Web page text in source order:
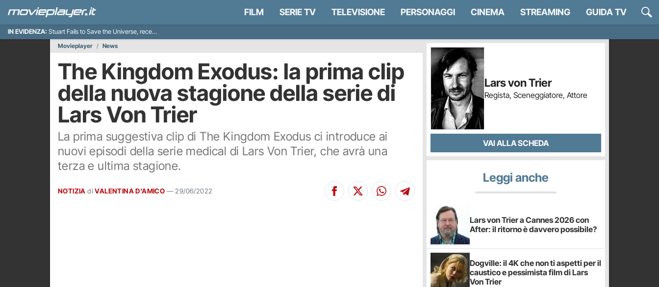
FILM SERIE TV TELEVISIONE PERSONAGGI CINEMA STREAMING GUIDA TV
IN EVIDENZA: Stuart Fails to Save the Universe, recensione
Movieplayer
News
The Kingdom Exodus: la prima clip
della nuova stagione della serie di
Lars Von Trier
La prima suggestiva clip di The Kingdom Exodus ci introduce ai
nuovi episodi della serie medical di Lars Von Trier, che avrà una
terza e ultima stagione.
NOTIZIA di VALENTINA D'AMICO —29/06/2022
Lars von Trier
Regista, Sceneggiatore, Attore
VAI ALLA SCHEDA
Leggi anche
Lars von Trier a Cannes 2026 con
After: il ritorno è davvero possibile?
Dogville: il 4K che non ti aspetti per il
caustico e pessimista film di Lars
Von Trier